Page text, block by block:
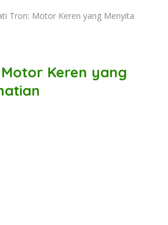
Tron: Motor Keren yang Menyita
Keren yang